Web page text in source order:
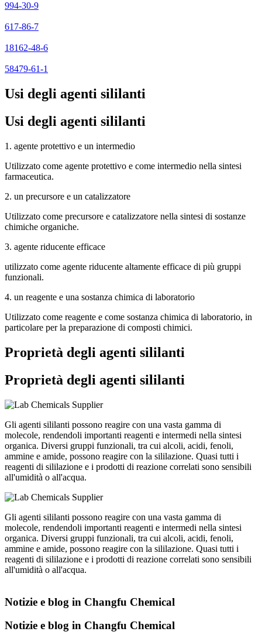
994-30-9
617-86-7
18162-48-6
58479-61-1
Usi degli agenti sililanti
Usi degli agenti sililanti
1. agente protettivo e un intermedio
Utilizzato come agente protettivo e come intermedio nella sintesi
farmaceutica.
2. un precursore e un catalizzatore
Utilizzato come precursore e catalizzatore nella sintesi di sostanze
chimiche organiche.
3. agente riducente efficace
utilizzato come agente riducente altamente efficace di più gruppi
funzionali.
4. un reagente e una sostanza chimica di laboratorio
Utilizzato come reagente e come sostanza chimica di laboratorio, in
particolare per la preparazione di composti chimici.
Proprietà degli agenti sililanti
Proprietà degli agenti sililanti
Gli agenti sililanti possono reagire con una vasta gamma di
molecole, rendendoli importanti reagenti e intermedi nella sintesi
organica. Diversi gruppi funzionali, tra cui alcoli, acidi, fenoli,
ammine e amide, possono reagire con la sililazione. Quasi tutti i
reagenti di sililazione e i prodotti di reazione correlati sono sensibili
all'umidità o all'acqua.
Gli agenti sililanti possono reagire con una vasta gamma di
molecole, rendendoli importanti reagenti e intermedi nella sintesi
organica. Diversi gruppi funzionali, tra cui alcoli, acidi, fenoli,
ammine e amide, possono reagire con la sililazione. Quasi tutti i
reagenti di sililazione e i prodotti di reazione correlati sono sensibili
all'umidità o all'acqua.
Notizie e blog in Changfu Chemical
Notizie e blog in Changfu Chemical